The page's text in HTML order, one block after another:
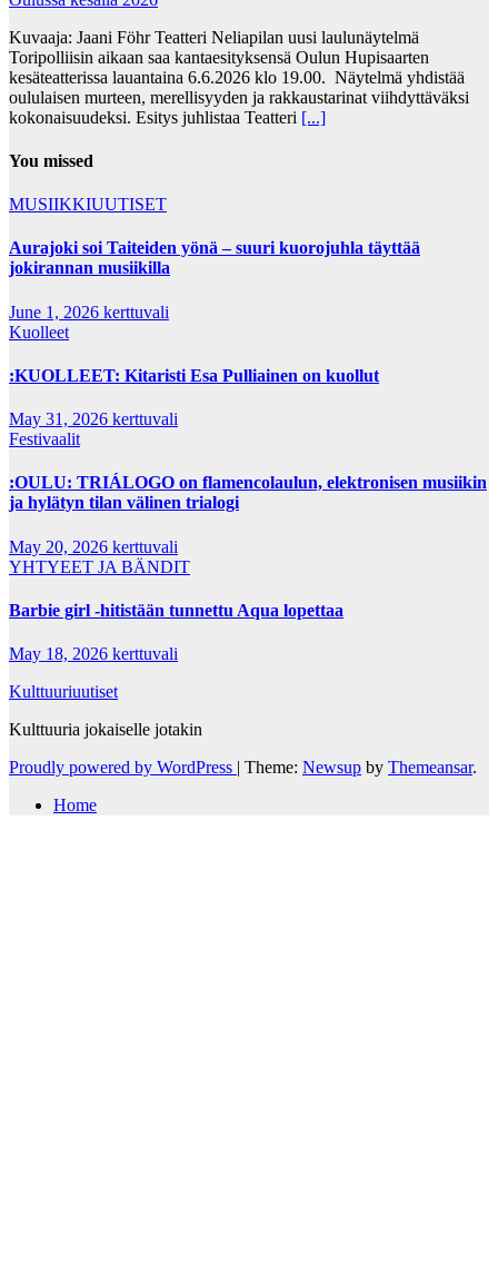
Kuvaaja: Jaani Föhr Teatteri Neliapilan uusi laulunäytelmä
Toripolliisin aikaan saa kantaesityksensä Oulun Hupisaarten
kesäteatterissa lauantaina 6.6.2026 klo 19.00. Näytelmä yhdistää
oululaisen murteen, merellisyyden ja rakkaustarinat viihdyttäväksi
kokonaisuudeksi. Esitys juhlistaa Teatteri [...]
You missed
MUSIIKKIUUTISET
Aurajoki soi Taiteiden yönä – suuri kuorojuhla täyttää
jokirannan musiikilla
June 1, 2026 kerttuvali
Kuolleet
:KUOLLEET: Kitaristi Esa Pulliainen on kuollut
May 31, 2026 kerttuvali
Festivaalit
:OULU: TRIÁLOGO on flamencolaulun, elektronisen musiikin
ja hylätyn tilan välinen trialogi
May 20, 2026 kerttuvali
YHTYEET JA BÄNDIT
Barbie girl -hitistään tunnettu Aqua lopettaa
May 18, 2026 kerttuvali
Kulttuuriuutiset
Kulttuuria jokaiselle jotakin
Proudly powered by WordPress | Theme: Newsup by Themeansar.
Home